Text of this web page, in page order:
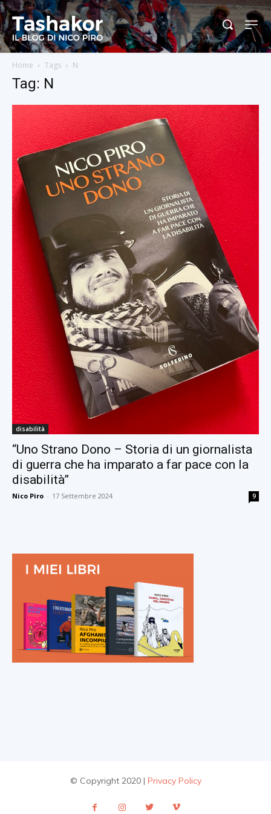
Home Tags N
Tag: N
disabilità
“Uno Strano Dono – Storia di un giornalista
di guerra che ha imparato a far pace con la
disabilità”
Nico Piro - 17 Settembre 2024 9
© Copyright 2020 | Privacy Policy